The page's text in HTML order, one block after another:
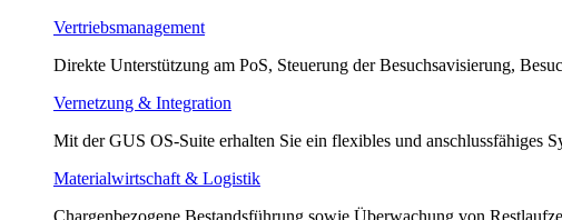
Vertriebsmanagement
Direkte Unterstützung am PoS, Steuerung der Besuchsavisierung,
Vernetzung & Integration
Mit der GUS OS-Suite erhalten Sie ein flexibles und anschlussfähiges
Materialwirtschaft & Logistik
Chargenbezogene Bestandsführung sowie Überwachung von